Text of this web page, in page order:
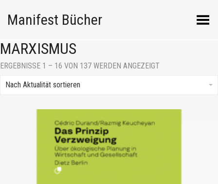
Manifest Bücher Menü umschalten
MARXISMUS
ERGEBNISSE 1 – 16 VON 137 WERDEN ANGEZEIGT
Nach Aktualität sortieren